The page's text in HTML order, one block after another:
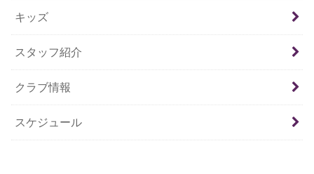
キッズ
スタッフ紹介
クラブ情報
スケジュール